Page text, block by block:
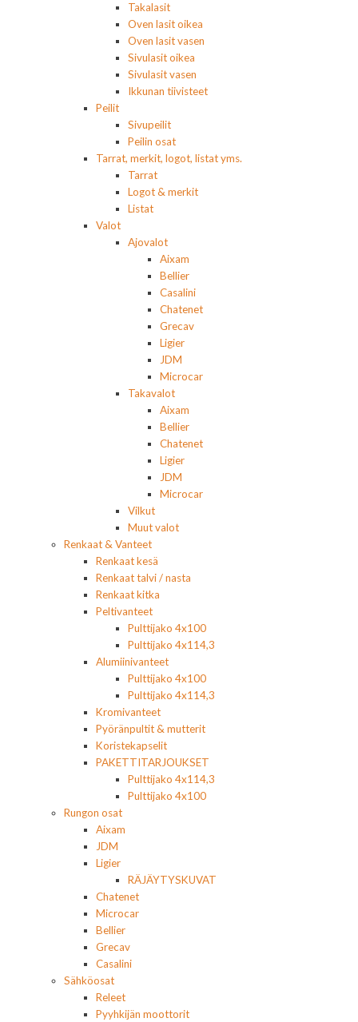
Takalasit
Oven lasit oikea
Oven lasit vasen
Sivulasit oikea
Sivulasit vasen
Ikkunan tiivisteet
Peilit
Sivupeilit
Peilin osat
Tarrat, merkit, logot, listat yms.
Tarrat
Logot & merkit
Listat
Valot
Ajovalot
Aixam
Bellier
Casalini
Chatenet
Grecav
Ligier
JDM
Microcar
Takavalot
Aixam
Bellier
Chatenet
Ligier
JDM
Microcar
Vilkut
Muut valot
Renkaat & Vanteet
Renkaat kesä
Renkaat talvi / nasta
Renkaat kitka
Peltivanteet
Pulttijako 4x100
Pulttijako 4x114,3
Alumiinivanteet
Pulttijako 4x100
Pulttijako 4x114,3
Kromivanteet
Pyöränpultit & mutterit
Koristekapselit
PAKETTITARJOUKSET
Pulttijako 4x114,3
Pulttijako 4x100
Rungon osat
Aixam
JDM
Ligier
RÄJÄYTYSKUVAT
Chatenet
Microcar
Bellier
Grecav
Casalini
Sähköosat
Releet
Pyyhkijän moottorit